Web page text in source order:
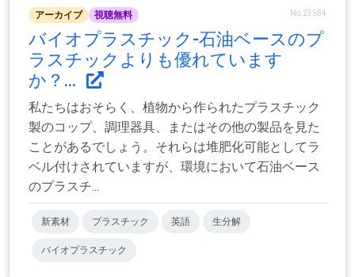
アーカイブ 視聴無料 No.23584
バイオプラスチック-石油ベースのプ
ラスチックよりも優れています
か？...
私たちはおそらく、植物から作られたプラスチック
製のコップ、調理器具、またはその他の製品を見た
ことがあるでしょう。それらは堆肥化可能としてラ
ベル付けされていますが、環境において石油ベース
のプラスチ...
新素材 プラスチック 英語 生分解
バイオプラスチック